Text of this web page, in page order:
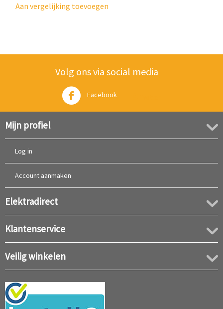
Aan vergelijking toevoegen
Volg ons via social media
Facebook
Mijn profiel
Log in
Account aanmaken
Elektradirect
Klantenservice
Veilig winkelen